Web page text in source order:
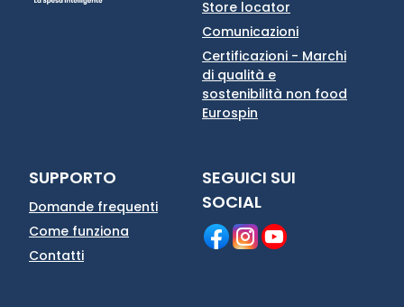
Store locator
Comunicazioni
Certificazioni - Marchi
di qualità e
sostenibilità non food
Eurospin
SUPPORTO
Domande frequenti
Come funziona
Contatti
SEGUICI SUI
SOCIAL